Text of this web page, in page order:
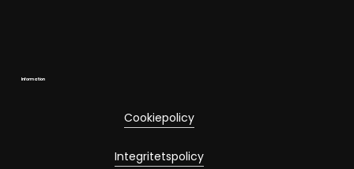
Information
Cookiepolicy
Integritetspolicy